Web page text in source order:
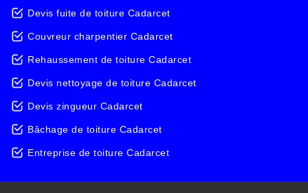
Devis fuite de toiture Cadarcet
Couvreur charpentier Cadarcet
Rehaussement de toiture Cadarcet
Devis nettoyage de toiture Cadarcet
Devis zingueur Cadarcet
Bâchage de toiture Cadarcet
Entreprise de toiture Cadarcet